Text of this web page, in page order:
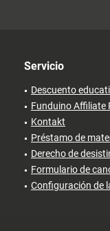
Servicio
Descuento
Funduino Affiliate
Kontakt
Préstamo de
Derecho de
Formulario de
Configuración de